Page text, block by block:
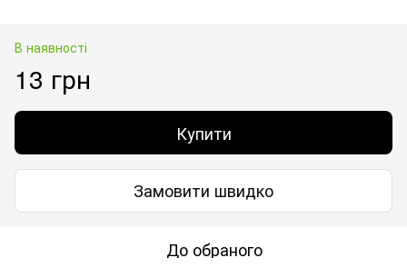
В наявності
13 грн
Купити
Замовити швидко
До обраного